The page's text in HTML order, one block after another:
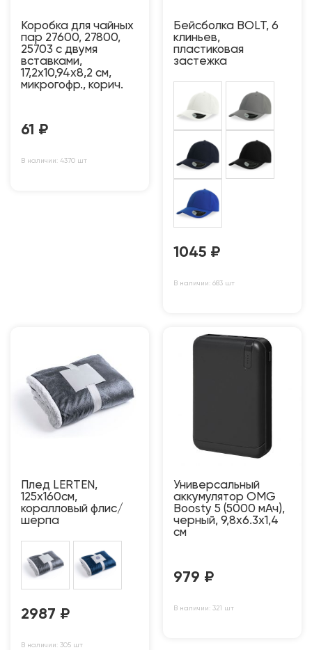
Коробка для чайных
пар 27600, 27800,
25703 с двумя
вставками,
17,2х10,94х8,2 см,
микрогофр., корич.
61 ₽
В наличии: 4370 шт
Бейсболка BOLT, 6
клиньев,
пластиковая
застежка
1045 ₽
В наличии: 683 шт
Плед LERTEN,
125x160см,
коралловый флис/
шерпа
2987 ₽
В наличии: 305 шт
Универсальный
аккумулятор OMG
Boosty 5 (5000 мАч),
черный, 9,8х6.3х1,4
см
979 ₽
В наличии: 321 шт